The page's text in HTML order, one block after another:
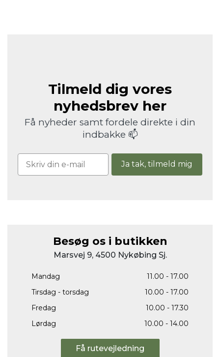
Tilmeld dig vores
nyhedsbrev her
Få nyheder samt fordele direkte i din
indbakke 📫
Ja tak, tilmeld mig
Besøg os i butikken
Marsvej 9, 4500 Nykøbing Sj.
Mandag
11.00 - 17.00
Tirsdag - torsdag
10.00 - 17.00
Fredag
10.00 - 17.30
Lørdag
10.00 - 14.00
Få rutevejledning